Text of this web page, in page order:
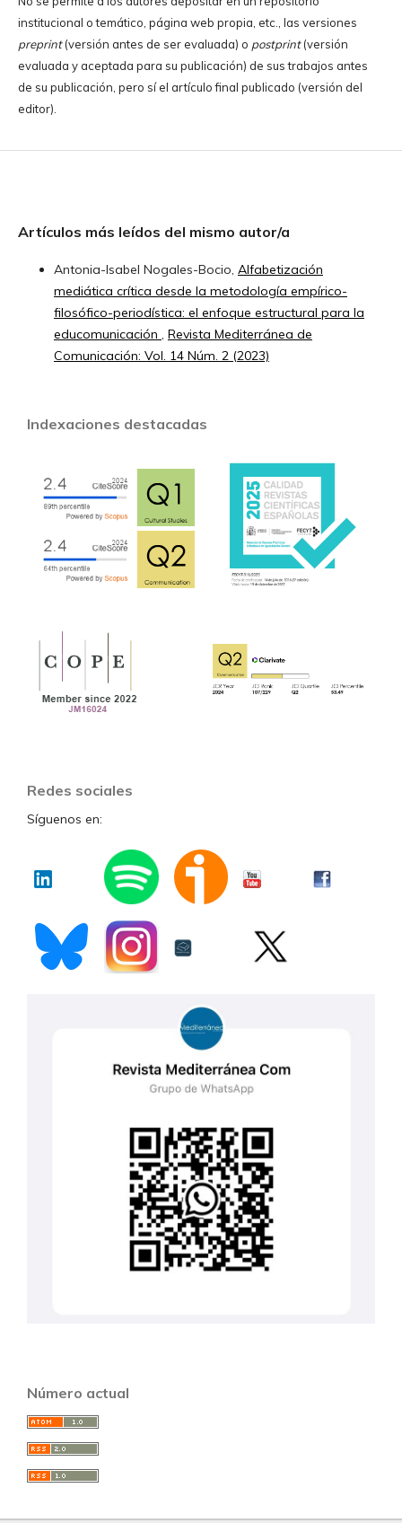
institucional o temático, página web propia, etc., las versiones
preprint(versión antes de ser evaluada) o postprint(versión
evaluada y aceptada para su publicación) de sus trabajos antes
de su publicación, pero sí el artículo final publicado (versión del
editor).
Artículos más leídos del mismo autor/a
Antonia-Isabel Nogales-Bocio, Alfabetización
mediática crítica desde la metodología empírico-
filosófico-periodística: el enfoque estructural para la
educomunicación , Revista Mediterránea de
Comunicación: Vol. 14 Núm. 2 (2023)
Indexaciones destacadas
Redes sociales
Síguenos en:
Número actual